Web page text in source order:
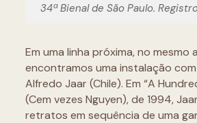
34ª Bienal de São Paulo.
Em uma linha próxima, no mesmo
encontramos uma instalação
Alfredo Jaar (Chile). Em “A
(Cem vezes Nguyen), de 1994,
retratos em sequência de uma